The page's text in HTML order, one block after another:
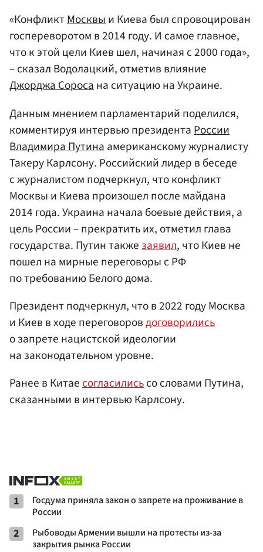
«КонфликтМосквыи Киева был спровоцирован
госпереворотом в 2014 году. И самое главное,
что к этой цели Киев шел, начиная с 2000 года»,
– сказал Водолацкий, отметив влияние
Джорджа Соросана ситуацию на Украине.
Данным мнением парламентарий поделился,
комментируя интервью президента России
Владимира Путина американскому журналисту
Такеру Карлсону. Российский лидер в беседе
с журналистом подчеркнул, что конфликт
Москвы и Киева произошел после майдана
2014 года. Украина начала боевые действия, а
цель России – прекратить их, отметил глава
государства. Путин также заявил, что Киев не
пошел на мирные переговоры с РФ
по требованию Белого дома.
Президент подчеркнул, что в 2022 году Москва
и Киев в ходе переговоровдоговорились
о запрете нацистской идеологии
на законодательном уровне.
Ранее в Китаесогласилисьсо словами Путина,
сказанными в интервью Карлсону.
1
Госдума приняла закон о запрете на проживание в
России
2
Рыбоводы Армении вышли на протесты из-за
закрытия рынка России